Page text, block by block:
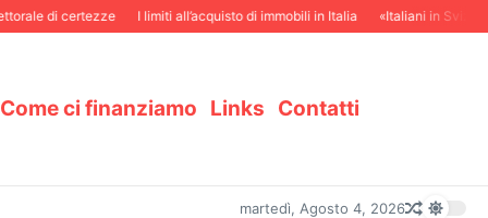
di certezze I limiti all’acquisto di immobili in Italia «Italiani in Svizzera e
Come ci finanziamo Links Contatti
martedì, Agosto 4, 2026